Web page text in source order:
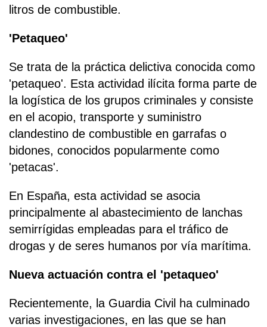
litros de combustible.
'Petaqueo'
Se trata de la práctica delictiva conocida como
'petaqueo'. Esta actividad ilícita forma parte de
la logística de los grupos criminales y consiste
en el acopio, transporte y suministro
clandestino de combustible en garrafas o
bidones, conocidos popularmente como
'petacas'.
En España, esta actividad se asocia
principalmente al abastecimiento de lanchas
semirrígidas empleadas para el tráfico de
drogas y de seres humanos por vía marítima.
Nueva actuación contra el 'petaqueo'
Recientemente, la Guardia Civil ha culminado
varias investigaciones, en las que se han